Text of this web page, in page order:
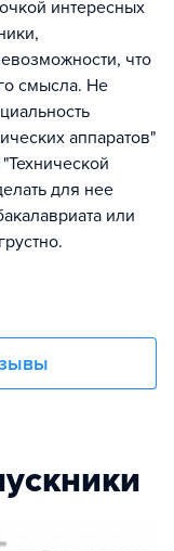
интересных
что
смысла. Не
аппаратов"
для нее
или